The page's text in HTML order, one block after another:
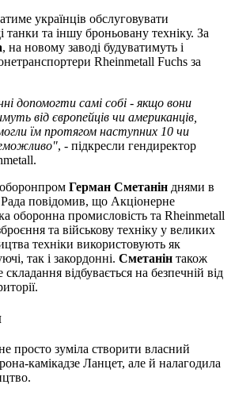
українців обслуговувати
танки та іншу броньовану техніку. За
, на новому заводі будуватимуть і
Rheinmetall Fuchs за
допомогти самі собі - якщо вони
від європейців чи американців,
їм протягом наступних 10 чи
, - підкресли гендиректор
Герман Сметанін днями в
Рада повідомив, що Акціонерне
оборонна промисловість та Rheіnmetall
та військову техніку у великих
техніки використовують як
так і закордонні. Сметанін також
відбувається на безпечній від
просто зуміла створити власний
камікадзе Ланцет, але й налагодила